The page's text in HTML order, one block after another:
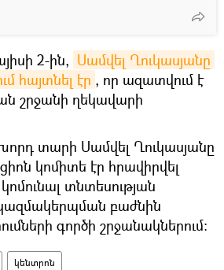
2-ին, Սամվել Ղուկասյանը
հայտնել էր , որ ազատվում է
շրջանի ղեկավարի
տարի Սամվել Ղուկասյանը
կոմիտե էր հրավիրվել
տնտեսության
բաժնին
գործի շրջանակներում։
կենտրոն